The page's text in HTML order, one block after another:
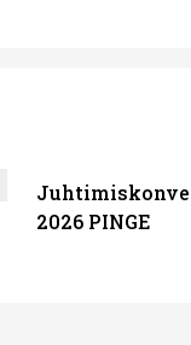
2026 PINGE